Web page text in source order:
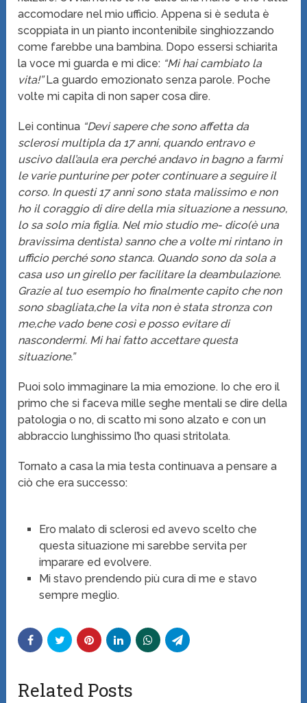
accomodare nel mio ufficio. Appena si è seduta è
scoppiata in un pianto incontenibile singhiozzando
come farebbe una bambina. Dopo essersi schiarita
la voce mi guarda e mi dice: “Mi hai cambiato la
vita!” La guardo emozionato senza parole. Poche
volte mi capita di non saper cosa dire.
Lei continua “Devi sapere che sono affetta da
sclerosi multipla da 17 anni, quando entravo e
uscivo dall’aula era perché andavo in bagno a farmi
le varie punturine per poter continuare a seguire il
corso. In questi 17 anni sono stata malissimo e non
ho il coraggio di dire della mia situazione a nessuno,
lo sa solo mia figlia. Nel mio studio me- dico(è una
bravissima dentista) sanno che a volte mi rintano in
ufficio perché sono stanca. Quando sono da sola a
casa uso un girello per facilitare la deambulazione.
Grazie al tuo esempio ho finalmente capito che non
sono sbagliata,che la vita non è stata stronza con
me,che vado bene così e posso evitare di
nascondermi. Mi hai fatto accettare questa
situazione.”
Puoi solo immaginare la mia emozione. Io che ero il
primo che si faceva mille seghe mentali se dire della
patologia o no, di scatto mi sono alzato e con un
abbraccio lunghissimo l’ho quasi stritolata.
Tornato a casa la mia testa continuava a pensare a
ciò che era successo:
Ero malato di sclerosi ed avevo scelto che
questa situazione mi sarebbe servita per
imparare ed evolvere.
Mi stavo prendendo più cura di me e stavo
sempre meglio.
Related Posts